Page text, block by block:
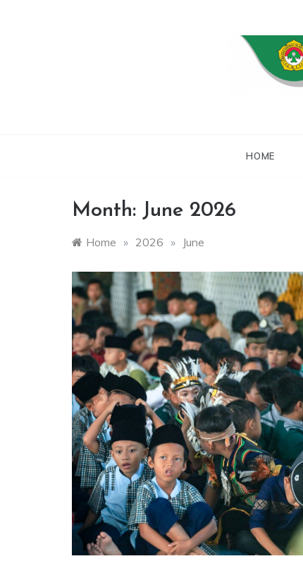
HOME
Month: June 2026
Home » 2026 » June